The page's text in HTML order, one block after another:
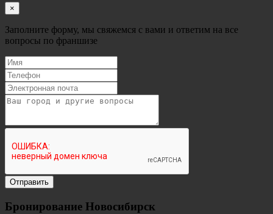
×
Заполните форму, мы свяжемся с вами и ответим на все
вопросы по франшизе
Бронирование Новосибирск